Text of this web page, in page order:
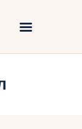
Мария